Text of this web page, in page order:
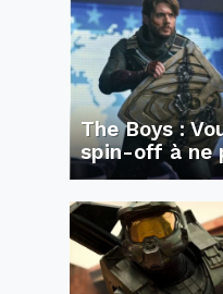
The Boys :
spin-off à ne